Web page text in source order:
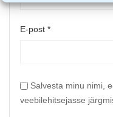
E-post *
Salvesta minu nimi,
veebilehitsejasse